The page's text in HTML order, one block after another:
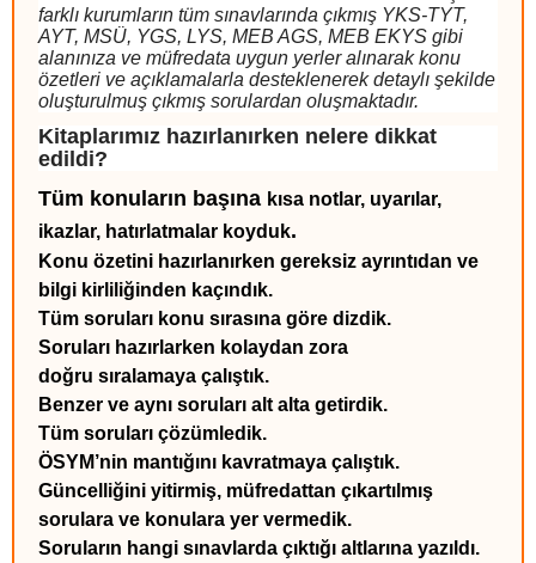
farklı kurumların tüm sınavlarında çıkmış YKS-TYT,
AYT, MSÜ, YGS, LYS, MEB AGS, MEB EKYS gibi
alanınıza ve müfredata uygun yerler alınarak konu
özetleri ve açıklamalarla desteklenerek detaylı şekilde
oluşturulmuş çıkmış sorulardan oluşmaktadır.
Kitaplarımız hazırlanırken nelere dikkat
edildi?
Tüm konuların başına kısa notlar, uyarılar,
ikazlar, hatırlatmalar koyduk.
Konu özetini hazırlanırken gereksiz ayrıntıdan ve
bilgi kirliliğinden kaçındık.
Tüm soruları konu sırasına göre dizdik.
Soruları hazırlarken kolaydan zora
doğru sıralamaya çalıştık.
Benzer ve aynı soruları alt alta getirdik.
Tüm soruları çözümledik.
ÖSYM’nin mantığını kavratmaya çalıştık.
Güncelliğini yitirmiş, müfredattan çıkartılmış
sorulara ve konulara yer vermedik.
Soruların hangi sınavlarda çıktığı altlarına yazıldı.